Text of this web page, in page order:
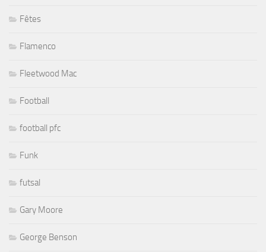
Fêtes
Flamenco
Fleetwood Mac
Football
football pfc
Funk
futsal
Gary Moore
George Benson